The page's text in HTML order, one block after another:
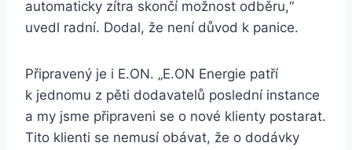
automaticky zítra skončí možnost odběru,“
uvedl radní. Dodal, že není důvod k panice.
Připravený je i E.ON. „E.ON Energie patří
k jednomu z pěti dodavatelů poslední instance
a my jsme připraveni se o nové klienty postarat.
Tito klienti se nemusí obávat, že o dodávky